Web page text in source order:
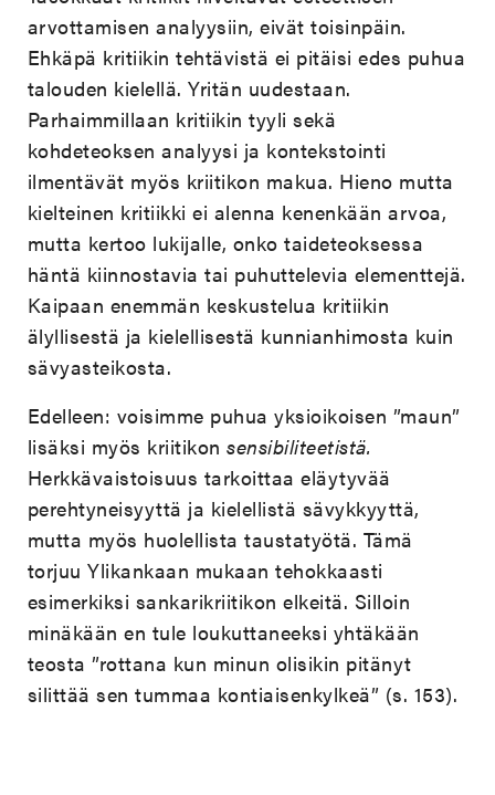
arvottamisen analyysiin, eivät toisinpäin.
Ehkäpä kritiikin tehtävistä ei pitäisi edes puhua
talouden kielellä. Yritän uudestaan.
Parhaimmillaan kritiikin tyyli sekä
kohdeteoksen analyysi ja kontekstointi
ilmentävät myös kriitikon makua. Hieno mutta
kielteinen kritiikki ei alenna kenenkään arvoa,
mutta kertoo lukijalle, onko taideteoksessa
häntä kiinnostavia tai puhuttelevia elementtejä.
Kaipaan enemmän keskustelua kritiikin
älyllisestä ja kielellisestä kunnianhimosta kuin
sävyasteikosta.
Edelleen: voisimme puhua yksioikoisen ”maun”
lisäksi myös kriitikonsensibiliteetistä.
Herkkävaistoisuus tarkoittaa eläytyvää
perehtyneisyyttä ja kielellistä sävykkyyttä,
mutta myös huolellista taustatyötä. Tämä
torjuu Ylikankaan mukaan tehokkaasti
esimerkiksi sankarikriitikon elkeitä. Silloin
minäkään en tule loukuttaneeksi yhtäkään
teosta ”rottana kun minun olisikin pitänyt
silittää sen tummaa kontiaisenkylkeä” (s. 153).